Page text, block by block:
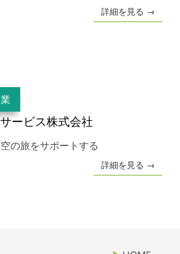
詳細を見る →
ービス株式会社
の旅をサポートする
詳細を見る →